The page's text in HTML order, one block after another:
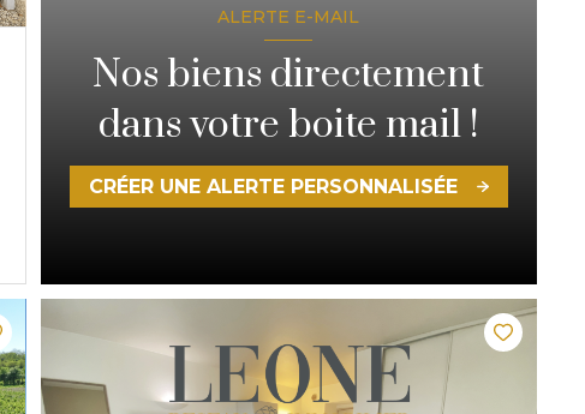
ALERTE E-MAIL
Nos biens directement
dans votre boite mail !
CRÉER UNE ALERTE PERSONNALISÉE